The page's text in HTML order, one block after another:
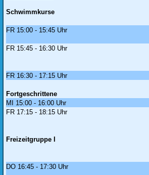
Schwimmkurse
FR 15:00 - 15:45 Uhr
FR 15:45 - 16:30 Uhr
FR 16:30 - 17:15 Uhr
Fortgeschrittene
MI 15:00 - 16:00 Uhr
FR 17:15 - 18:15 Uhr
Freizeitgruppe I
DO 16:45 - 17:30 Uhr